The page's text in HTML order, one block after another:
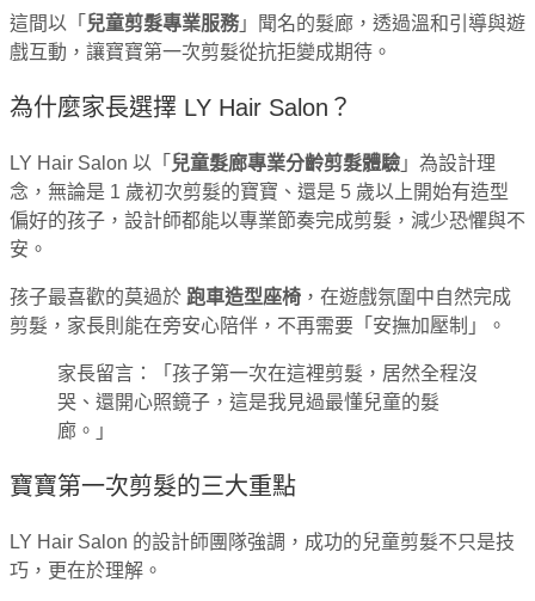
這間以「 兒童剪髮專業服務 」聞名的髮廊，透過溫和引導與遊
戲互動，讓寶寶第一次剪髮從抗拒變成期待。
為什麼家長選擇 LY Hair Salon？
LY Hair Salon 以「 兒童髮廊專業分齡剪髮體驗 」為設計理
念，無論是 1 歲初次剪髮的寶寶、還是 5 歲以上開始有造型
偏好的孩子，設計師都能以專業節奏完成剪髮，減少恐懼與不
安。
孩子最喜歡的莫過於 跑車造型座椅 ，在遊戲氛圍中自然完成
剪髮，家長則能在旁安心陪伴，不再需要「安撫加壓制」。
家長留言：「孩子第一次在這裡剪髮，居然全程沒
哭、還開心照鏡子，這是我見過最懂兒童的髮
廊。」
寶寶第一次剪髮的三大重點
LY Hair Salon 的設計師團隊強調，成功的兒童剪髮不只是技
巧，更在於理解。